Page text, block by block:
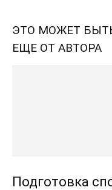
ЭТО МОЖЕТ
ЕЩЕ ОТ АВТОРА
Подготовка